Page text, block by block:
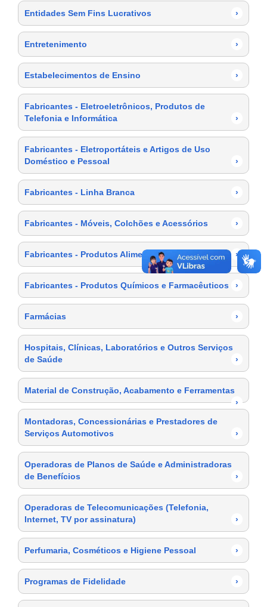
Entidades Sem Fins Lucrativos ›
Entretenimento ›
Estabelecimentos de Ensino ›
Fabricantes - Eletroeletrônicos, Produtos de
Telefonia e Informática
›
Fabricantes - Eletroportáteis e Artigos de Uso
Doméstico e Pessoal
›
Fabricantes - Linha Branca ›
Fabricantes - Móveis, Colchões e Acessórios ›
Fabricantes - Produtos Alimentícios ›
Fabricantes - Produtos Químicos e Farmacêuticos ›
Farmácias ›
Hospitais, Clínicas, Laboratórios e Outros Serviços
de Saúde
›
Material de Construção, Acabamento e Ferramentas
›
Montadoras, Concessionárias e Prestadores de
Serviços Automotivos
›
Operadoras de Planos de Saúde e Administradoras
de Benefícios
›
Operadoras de Telecomunicações (Telefonia,
Internet, TV por assinatura)
›
Perfumaria, Cosméticos e Higiene Pessoal ›
Programas de Fidelidade ›